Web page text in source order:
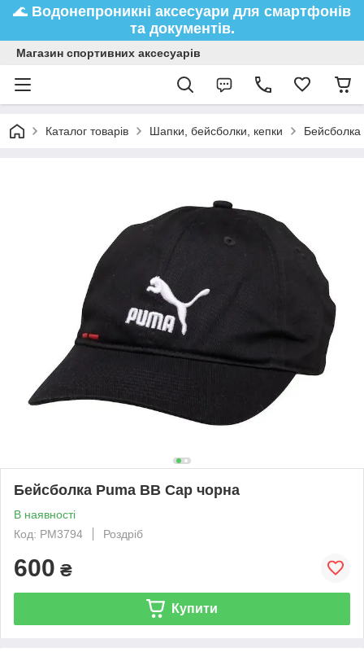
🌊 Водонепроникні аксесуари для смартфонів
та документів.
Магазин спортивних аксесуарів
Каталог товарів Шапки, бейсболки, кепки
Бейсболка Puma BB Cap чорна
В наявності
Код: PM3794
Роздріб
600 ₴
Купити